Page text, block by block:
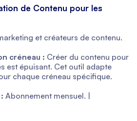
de Contenu pour les
et créateurs de contenu.
créneau : Créer du contenu pour
est épuisant. Cet outil adapte
chaque créneau spécifique.
Abonnement mensuel. |